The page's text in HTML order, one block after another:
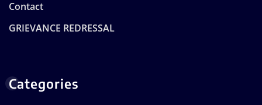
Contact
GRIEVANCE REDRESSAL
Categories